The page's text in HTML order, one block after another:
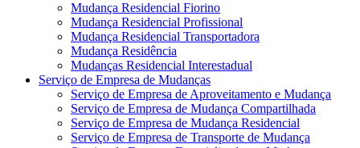
Mudança Residencial Fiorino
Mudança Residencial Profissional
Mudança Residencial Transportadora
Mudança Residência
Mudanças Residencial Interestadual
Serviço de Empresa de Mudanças
Serviço de Empresa de Aproveitamento e Mudança
Serviço de Empresa de Mudança Compartilhada
Serviço de Empresa de Mudança Residencial
Serviço de Empresa de Transporte de Mudança